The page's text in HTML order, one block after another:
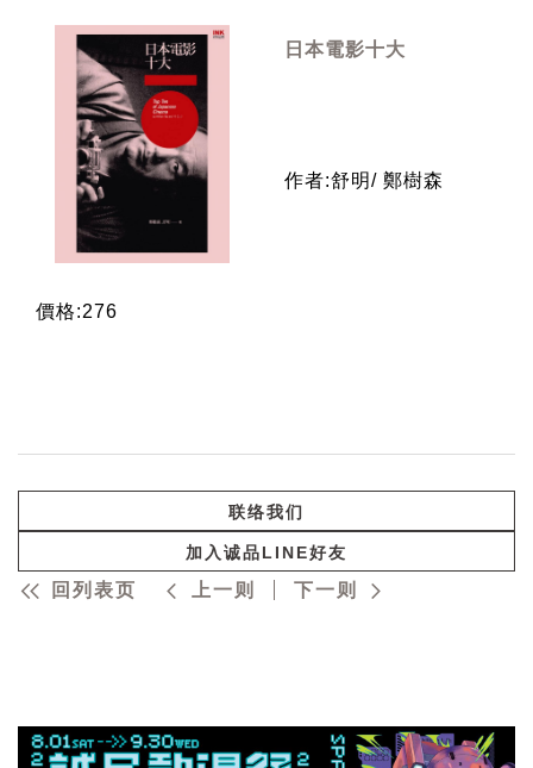
日本電影十大
作者:舒明/ 鄭樹森
價格:276
联络我们
加入诚品LINE好友
回列表页 上一则 下一则